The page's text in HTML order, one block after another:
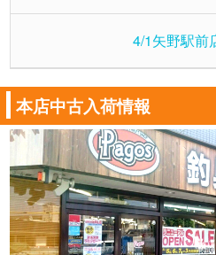
4/1矢野駅前
本店中古入荷情報